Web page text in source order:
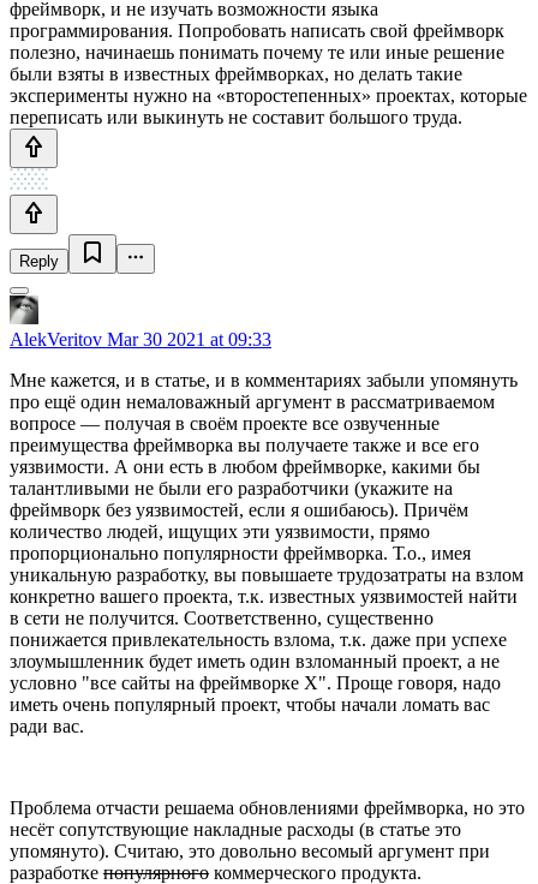
фреймворк, и не изучать возможности языка
программирования. Попробовать написать свой фреймворк
полезно, начинаешь понимать почему те или иные решение
были взяты в известных фреймворках, но делать такие
эксперименты нужно на «второстепенных» проектах, которые
переписать или выкинуть не составит большого труда.
Reply
AlekVeritov Mar 30 2021 at 09:33
Мне кажется, и в статье, и в комментариях забыли упомянуть
про ещё один немаловажный аргумент в рассматриваемом
вопросе — получая в своём проекте все озвученные
преимущества фреймворка вы получаете также и все его
уязвимости. А они есть в любом фреймворке, какими бы
талантливыми не были его разработчики (укажите на
фреймворк без уязвимостей, если я ошибаюсь). Причём
количество людей, ищущих эти уязвимости, прямо
пропорционально популярности фреймворка. Т.о., имея
уникальную разработку, вы повышаете трудозатраты на взлом
конкретно вашего проекта, т.к. известных уязвимостей найти
в сети не получится. Соответственно, существенно
понижается привлекательность взлома, т.к. даже при успехе
злоумышленник будет иметь один взломанный проект, а не
условно "все сайты на фреймворке Х". Проще говоря, надо
иметь очень популярный проект, чтобы начали ломать вас
ради вас.
Проблема отчасти решаема обновлениями фреймворка, но это
несёт сопутствующие накладные расходы (в статье это
упомянуто). Считаю, это довольно весомый аргумент при
разработке популярного коммерческого продукта.